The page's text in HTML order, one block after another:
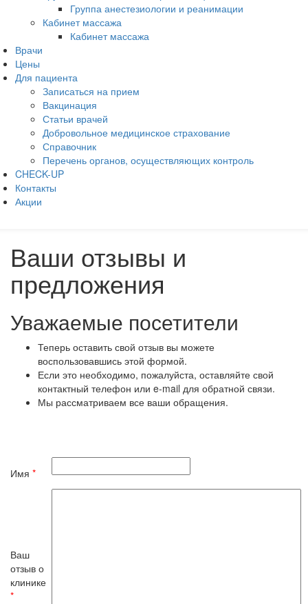
Группа анестезиологии и реанимации
Кабинет массажа
Кабинет массажа
Врачи
Цены
Для пациента
Записаться на прием
Вакцинация
Статьи врачей
Добровольное медицинское страхование
Справочник
Перечень органов, осуществляющих контроль
CHECK-UP
Контакты
Акции
Ваши отзывы и
предложения
Уважаемые посетители
Теперь оставить свой отзыв вы можете
воспользовавшись этой формой.
Если это необходимо, пожалуйста, оставляйте свой
контактный телефон или e-mail для обратной связи.
Мы рассматриваем все ваши обращения.
Имя *
Ваш
отзыв о
клинике
*